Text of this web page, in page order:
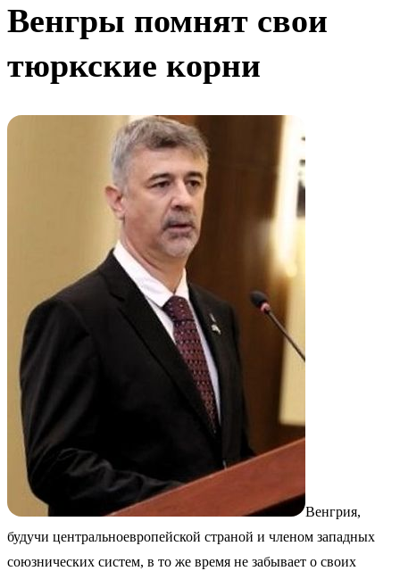
Венгры помнят свои
тюркские корни
Венгрия,
будучи центральноевропейской страной и членом западных
союзнических систем, в то же время не забывает о своих